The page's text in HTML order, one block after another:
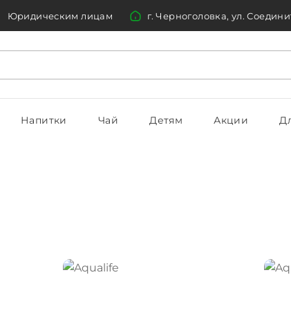
Юридическим лицам г. Черноголовка, ул.
Напитки Чай Детям Акции